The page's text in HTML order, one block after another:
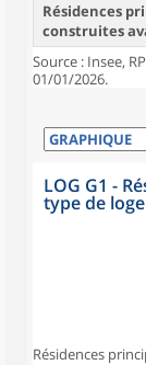
Résidences
construites
Source : Insee,
01/01/2026.
LOG G1 -
type de
Résidences